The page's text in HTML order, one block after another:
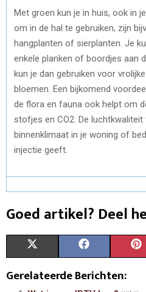
Met groen kun je in huis, ook in
om in de hal te gebruiken, zijn
hangplanten of sierplanten. Je
enkele planken of boordjes aan
kun je dan gebruiken voor
bloemen. Een bijkomend
de flora en fauna ook helpt om
stofjes en CO2. De
binnenklimaat in je woning of
injectie geeft.
Goed artikel? Deel
A
T A
C
Gerelateerde Berichten: